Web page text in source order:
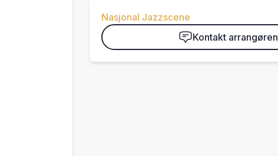
Nasjonal Jazzscene
Kontakt arrangøren